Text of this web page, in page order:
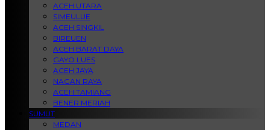
ACEH UTARA
SIMEULUE
ACEH SINGKIL
BIREUEN
ACEH BARAT DAYA
GAYO LUES
ACEH JAYA
NAGAN RAYA
ACEH TAMIANG
BENER MERIAH
SUMUT
MEDAN